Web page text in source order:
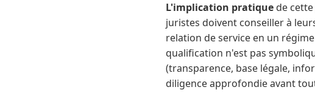
L'implication pratique de
juristes doivent conseiller à
relation de service en un
qualification n'est pas
(transparence, base légale,
diligence approfondie avant